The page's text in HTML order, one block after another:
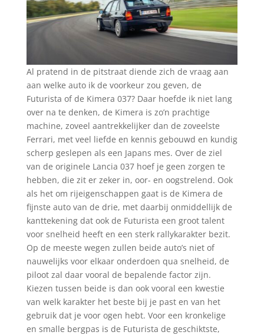
Al pratend in de pitstraat diende zich de vraag aan
aan welke auto ik de voorkeur zou geven, de
Futurista of de Kimera 037? Daar hoefde ik niet lang
over na te denken, de Kimera is zo’n prachtige
machine, zoveel aantrekkelijker dan de zoveelste
Ferrari, met veel liefde en kennis gebouwd en kundig
scherp geslepen als een Japans mes. Over de ziel
van de originele Lancia 037 hoef je geen zorgen te
hebben, die zit er zeker in, oor- en oogstrelend. Ook
als het om rijeigenschappen gaat is de Kimera de
fijnste auto van de drie, met daarbij onmiddellijk de
kanttekening dat ook de Futurista een groot talent
voor snelheid heeft en een sterk rallykarakter bezit.
Op de meeste wegen zullen beide auto’s niet of
nauwelijks voor elkaar onderdoen qua snelheid, de
piloot zal daar vooral de bepalende factor zijn.
Kiezen tussen beide is dan ook vooral een kwestie
van welk karakter het beste bij je past en van het
gebruik dat je voor ogen hebt. Voor een kronkelige
en smalle bergpas is de Futurista de geschiktste,